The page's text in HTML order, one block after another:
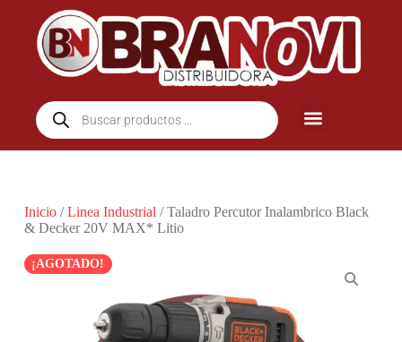
Inicio/Linea Industrial / Taladro Percutor Inalambrico Black
& Decker 20V MAX* Litio
¡AGOTADO!